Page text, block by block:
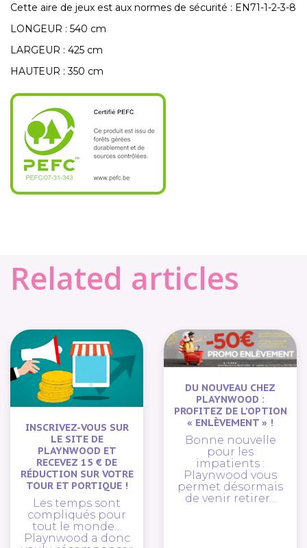
Cette aire de jeux est aux normes de sécurité : EN71-1-2-3-8
LONGEUR : 540 cm
LARGEUR : 425 cm
HAUTEUR : 350 cm
Related articles
INSCRIVEZ-VOUS SUR
LE SITE DE
PLAYNWOOD ET
RECEVEZ 15 € DE
RÉDUCTION SUR VOTRE
TOUR ET PORTIQUE !
Les temps sont
compliqués pour
tout le monde…
Playnwood a donc
DU NOUVEAU CHEZ
PLAYNWOOD :
PROFITEZ DE L’OPTION
« ENLÈVEMENT » !
Bonne nouvelle
pour les
impatients :
Playnwood vous
permet désormais
de venir retirer...